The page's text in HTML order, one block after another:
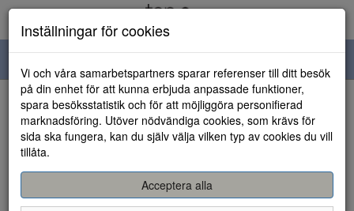
navigation
Visa filter
Varumärke: Reima
Rensa
12 artiklar hittade
Inställningar för cookies
Vi och våra samarbetspartners sparar referenser till ditt besök
på din enhet för att kunna erbjuda anpassade funktioner,
spara besöksstatistik och för att möjliggöra personifierad
marknadsföring. Utöver nödvändiga cookies, som krävs för
sida ska fungera, kan du själv välja vilken typ av cookies du vill
tillåta.
Acceptera alla